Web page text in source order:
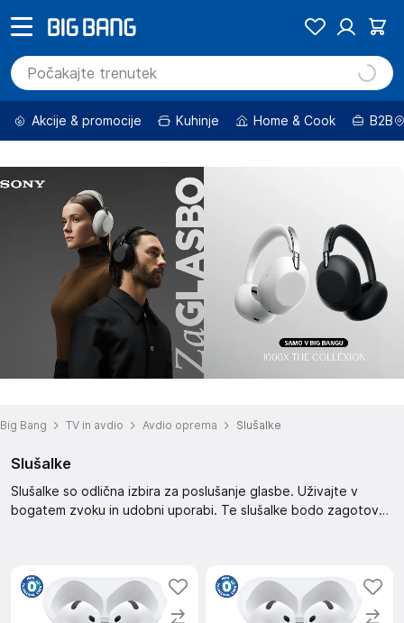
Akcije & promocije Kuhinje Home & Cook B2B
Big Bang TV in avdio Avdio oprema Slušalke
Slušalke
Slušalke so odlična izbira za poslušanje glasbe. Uživajte v
bogatem zvoku in udobni uporabi. Te slušalke bodo zagotovo